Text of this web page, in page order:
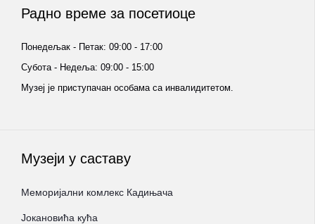
Радно време за посетиоце
Понедељак - Петак: 09:00 - 17:00
Субота - Недеља: 09:00 - 15:00
Музеј је приступачан особама са инвалидитетом.
Музеји у саставу
Меморијални комлекс Кадињача
Јокановића кућа